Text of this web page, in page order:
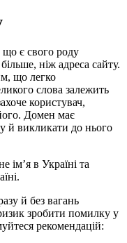
є свого роду
ніж адреса сайту.
що легко
слова залежить
користувач,
Домен має
й викликати до нього
ім’я в Україні та
й без вагань
зробити помилку у
рекомендацій: